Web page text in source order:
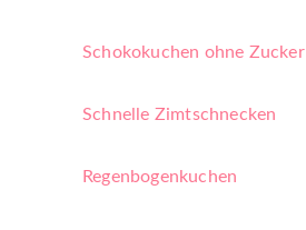
Schokokuchen ohne Zucker
Schnelle Zimtschnecken
Regenbogenkuchen